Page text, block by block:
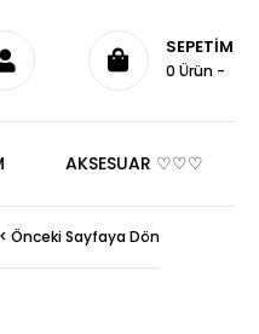
SEPETIM
0 Ürün
AKSESUAR ♡♡♡
Önceki Sayfaya Dön